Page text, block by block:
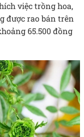
việc trồng hoa,
được rao bán trên
65.500 đồng